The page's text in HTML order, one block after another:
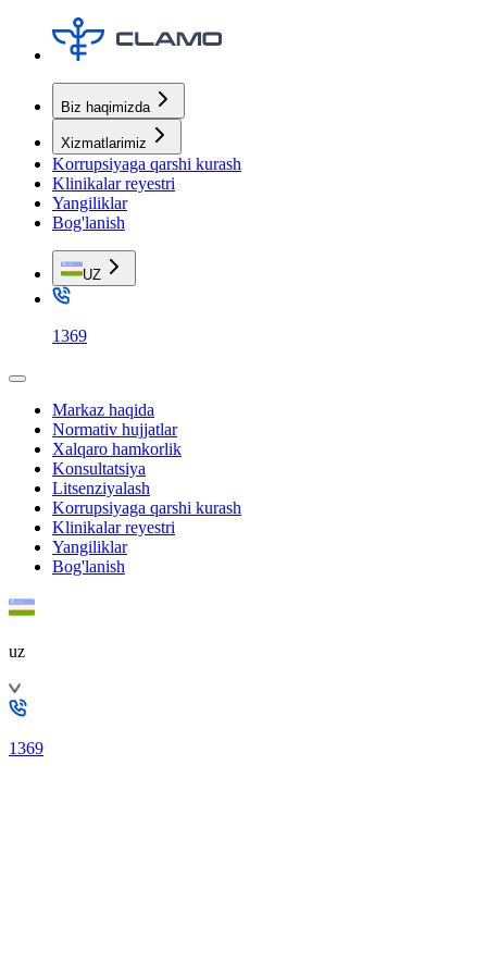
Biz haqimizda
Xizmatlarimiz
Korrupsiyaga qarshi kurash
Klinikalar reyestri
Yangiliklar
Bog'lanish
UZ
1369
Markaz haqida
Normativ hujjatlar
Xalqaro hamkorlik
Konsultatsiya
Litsenziyalash
Korrupsiyaga qarshi kurash
Klinikalar reyestri
Yangiliklar
Bog'lanish
uz
1369